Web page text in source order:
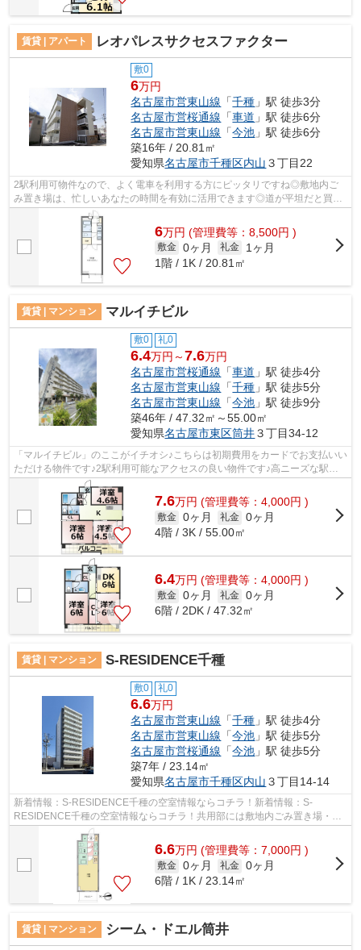
賃貸 | アパート レオパレスサクセスファクター
敷0
6万円
名古屋市営東山線 「千種 」駅 徒歩3分
名古屋市営桜通線 「車道 」駅 徒歩6分
名古屋市営東山線 「今池 」駅 徒歩6分
築16年 / 20.81㎡
愛知県名古屋市千種区内山 ３丁目22
2駅利用可物件なので、よく電車を利用する方にピッタリですね◎敷地内ご
み置き場は、忙しいあなたの時間を有効に活用できます◎道が平坦だと買い
物も快適にできますね◎周辺には、徒歩3分...
6万円 (管理費等：8,500円 )
敷金 0ヶ月 礼金
1ヶ月
1階 / 1K / 20.81㎡
賃貸 | マンション マルイチビル
敷0 礼0
6.4万円～7.6万円
名古屋市営桜通線 「車道 」駅 徒歩4分
名古屋市営東山線 「千種 」駅 徒歩5分
名古屋市営東山線 「今池 」駅 徒歩9分
築46年 / 47.32㎡～55.00㎡
愛知県名古屋市東区筒井３丁目34-12
「マルイチビル」のここがイチオシ♪こちらは初期費用をカードでお支払いい
ただける物件です♪2駅利用可能なアクセスの良い物件です♪高ニーズな駅近
の物件で、徒歩4分で駅に行くことがで...
7.6万円 (管理費等：4,000円 )
敷金 0ヶ月 礼金 0ヶ月
4階 / 3K / 55.00㎡
6.4万円 (管理費等：4,000円 )
敷金 0ヶ月 礼金 0ヶ月
6階 / 2DK / 47.32㎡
賃貸 | マンション S-RESIDENCE千種
敷0 礼0
6.6万円
名古屋市営東山線 「千種 」駅 徒歩4分
名古屋市営東山線 「今池 」駅 徒歩5分
名古屋市営桜通線 「今池 」駅 徒歩5分
築7年 / 23.14㎡
愛知県名古屋市千種区内山 ３丁目14-14
新着情報：S-RESIDENCE千種の空室情報ならコチラ！新着情報：S-
RESIDENCE千種の空室情報ならコチラ！共用部には敷地内ごみ置き場・エ
レベータなど様々な設備やサービスが揃っているの...
6.6万円 (管理費等：7,000円 )
敷金 0ヶ月 礼金 0ヶ月
6階 / 1K / 23.14㎡
賃貸 | マンション シーム・ドエル筒井